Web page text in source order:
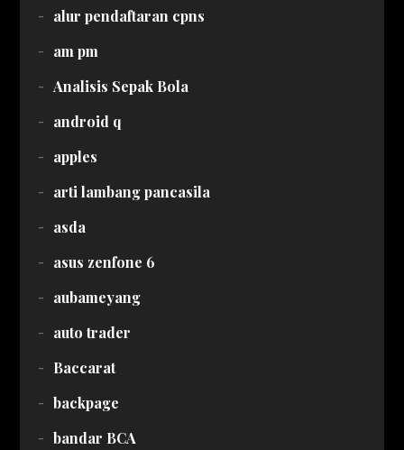
alur pendaftaran cpns
am pm
Analisis Sepak Bola
android q
apples
arti lambang pancasila
asda
asus zenfone 6
aubameyang
auto trader
Baccarat
backpage
bandar BCA